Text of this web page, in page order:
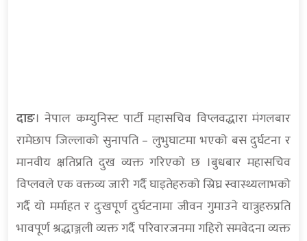
दाङ। नेपाल कम्युनिस्ट पार्टी महासचिव विप्लवद्धारा मंगलबार
रामेछाप जिल्लाको सुनापति – लुभुघाटमा भएको बस दुर्घटना र
मानवीय क्षतिप्रति दुख व्यक्त गरिएको छ ।बुधबार महासचिव
विप्लवले एक वक्तव्य जारी गर्दै घाइतेहरुको स्रिघ्र स्वास्थ्यलाभको
गर्दै यो मर्माहत र दुःखपूर्ण दुर्घटनामा जीवन गुमाउने यात्रुहरुप्रति
भावपूर्ण श्रद्धाञ्जली व्यक्त गर्दै परिवारजनमा गहिरो समवेदना व्यक्त